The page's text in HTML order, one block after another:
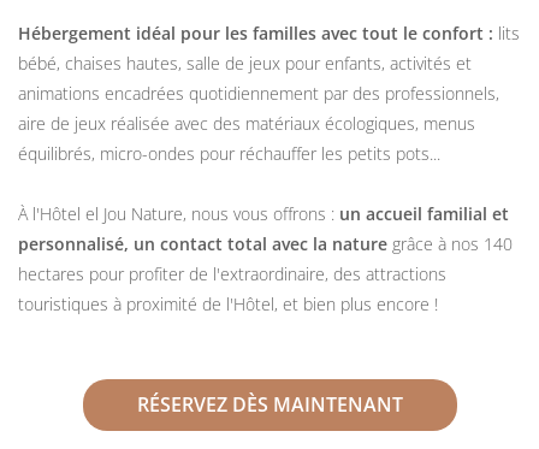
Hébergement idéal pour les familles avec tout le confort : lits
bébé, chaises hautes, salle de jeux pour enfants, activités et
animations encadrées quotidiennement par des professionnels,
aire de jeux réalisée avec des matériaux écologiques, menus
équilibrés, micro-ondes pour réchauffer les petits pots...
À l'Hôtel el Jou Nature, nous vous offrons : un accueil familial et
personnalisé, un contact total avec la nature grâce à nos 140
hectares pour profiter de l'extraordinaire, des attractions
touristiques à proximité de l'Hôtel, et bien plus encore !
RÉSERVEZ DÈS MAINTENANT